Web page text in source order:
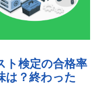
ト検定の合格率
は？終わった